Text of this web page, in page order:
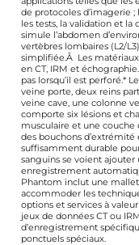
de protocoles d’imagerie
les tests, la validation et la
simule l’abdomen
vertèbres lombaires (L2/
simplifiée.Â Les
en CT, IRM et
pas lorsqu’il est perforé.*
veine porte, deux reins
veine cave, une colonne
comporte six lésions et
musculaire et une couche
des bouchons
suffisamment durable
sanguins se voient
enregistrement
Phantom inclut une
accommoder les
options et services à
jeux de données CT ou
d’enregistrement
ponctuels spéciaux.